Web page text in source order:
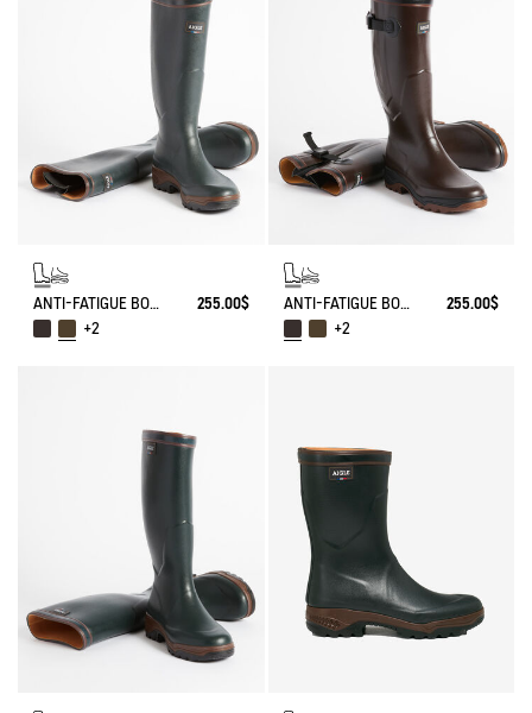
ANTI-FATIGUE BOOT PARCOURS 2.0 ADJUSTABLE
255.00$
+2
ANTI-FATIGUE BOOT PARCOURS 2.0 ADJUSTABLE
255.00$
+2